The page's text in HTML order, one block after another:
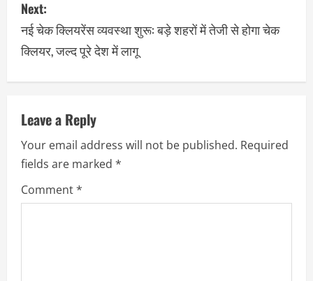
Next:
नई चेक क्लियरेंस व्यवस्था शुरू: बड़े शहरों में तेजी से होगा चेक
क्लियर, जल्द पूरे देश में लागू
Leave a Reply
Your email address will not be published. Required
fields are marked *
Comment*